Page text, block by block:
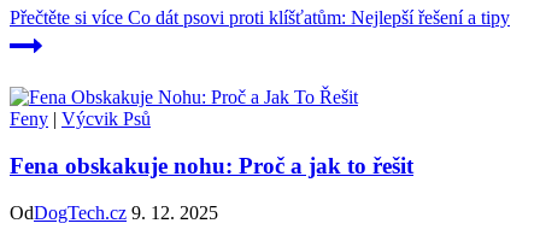
Přečtěte si více Co dát psovi proti klíšťatům: Nejlepší řešení a tipy
Feny | Výcvik Psů
Fena obskakuje nohu: Proč a jak to řešit
OdDogTech.cz 9. 12. 2025